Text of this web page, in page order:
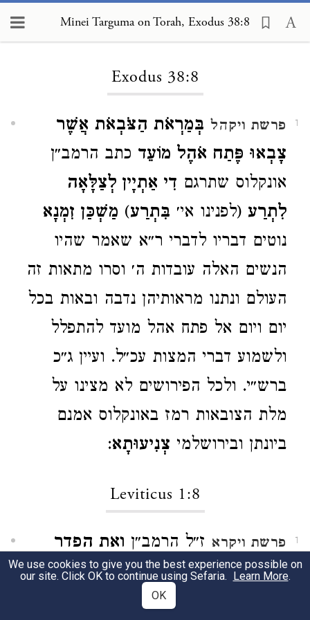
Minei Targuma on Torah, Exodus 38:8
Exodus 38:8
1 פרשת ויקהל בְּמַרְאֹת הַצֹּבְאֹת אֲשֶׁר
צָבְאוּ פֶּתַח אֹהֶל מוֹעֵד כתב הרמב״ן
אונקלוס שתרגם דִי אַתְיָין לְצַלָּאָה
לִתְרַע (לפנינו אי׳ בִּתְרַע) מַשְׁכַּן זִמְנָא
נוטים דבריו לדברי ר״א שאמר שהיו
הנשים האלה עובדות ה׳ וסרו מתאות זה
העולם ונתנו מראותיהן נדבה ובאות בכל
יום ויום אל פתח אהל מועד להתפלל
ולשמוע דברי המצות עכ״ל. ועיין ג״כ
ברש״י. ולכל הפירושים לא מצינו על
מלת הצובאות רמז באונקלוס אמנם
ביונתן ובירושלמי צְנִיעוּתָא:
Leviticus 1:8
1 פרשת ויקרא ז״ל הרמב״ן ואת הפדר
תרגם אונקלוסוְיַת תַּרְבָּאוכן דברי כל
המפרשים פה אחד ואין למלה חבר ולפי
We use cookies to give you the best experience possible on
our site. Click OK to continue using Sefaria. Learn More.
OK